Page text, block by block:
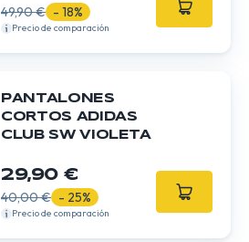
49,90 € - 18%
Precio de comparación
PANTALONES
CORTOS ADIDAS
CLUB SW VIOLETA
29,90 €
40,00 € - 25%
Precio de comparación